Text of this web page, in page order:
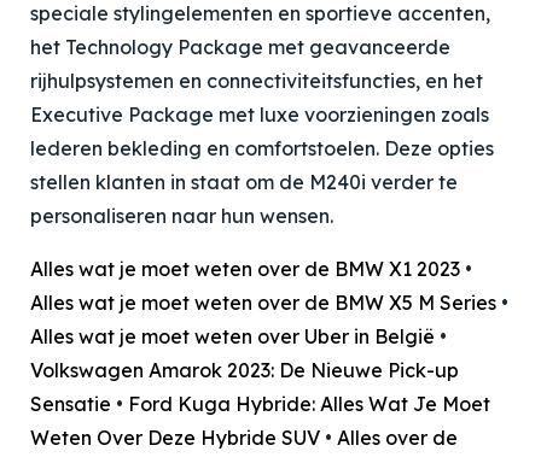
speciale stylingelementen en sportieve accenten,
het Technology Package met geavanceerde
rijhulpsystemen en connectiviteitsfuncties, en het
Executive Package met luxe voorzieningen zoals
lederen bekleding en comfortstoelen. Deze opties
stellen klanten in staat om de M240i verder te
personaliseren naar hun wensen.
Alles wat je moet weten over de BMW X1 2023 •
Alles wat je moet weten over de BMW X5 M Series •
Alles wat je moet weten over Uber in België •
Volkswagen Amarok 2023: De Nieuwe Pick-up
Sensatie • Ford Kuga Hybride: Alles Wat Je Moet
Weten Over Deze Hybride SUV • Alles over de